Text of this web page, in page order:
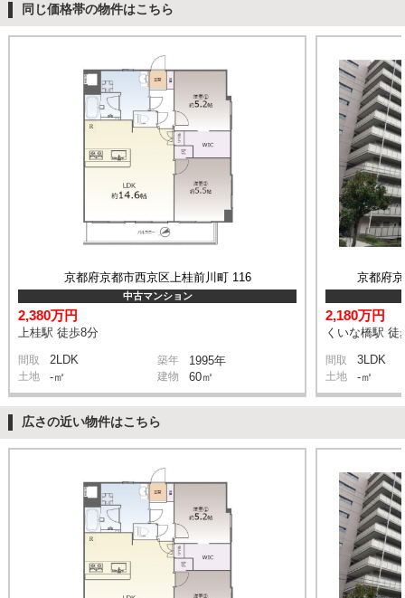
同じ価格帯の物件はこちら
京都府京都市西京区上桂前川町 116
中古マンション
2,380万円
上桂駅 徒歩8分
間取 2LDK 築年 1995年
土地 -㎡ 建物 60㎡
京都府
2,180万円
くいな橋駅 徒
間取 3LDK
土地 -㎡
広さの近い物件はこちら